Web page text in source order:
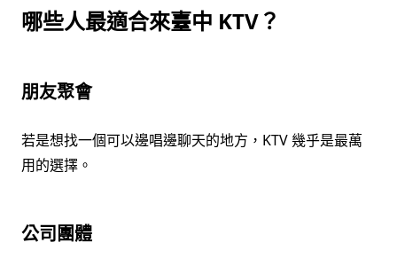
哪些人最適合來臺中 KTV？
朋友聚會
若是想找一個可以邊唱邊聊天的地方，KTV 幾乎是最萬
用的選擇。
公司團體